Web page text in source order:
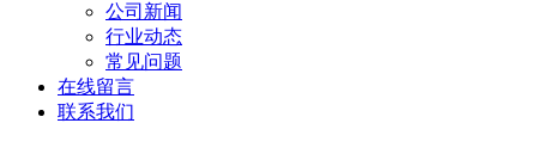
公司新闻
行业动态
常见问题
在线留言
联系我们